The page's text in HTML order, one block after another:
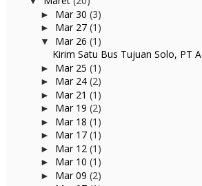
► Mar 30 (3)
► Mar 27 (1)
▼ Mar 26 (1)
Kirim Satu Bus Tujuan Solo, PT
► Mar 25 (1)
► Mar 24 (2)
► Mar 21 (1)
► Mar 19 (2)
► Mar 18 (1)
► Mar 17 (1)
► Mar 12 (1)
► Mar 10 (1)
► Mar 09 (2)